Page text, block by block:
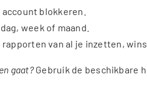
blokkeren.
week of maand.
van al je inzetten,
gaat?Gebruik de beschikbare